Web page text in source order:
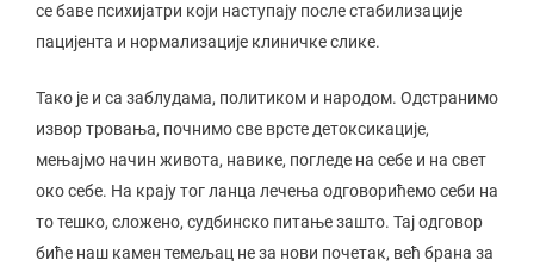
се баве психијатри који наступају после стабилизације
пацијента и нормализације клиничке слике.
Тако је и са заблудама, политиком и народом. Одстранимо
извор тровања, почнимо све врсте детоксикације,
мењајмо начин живота, навике, погледе на себе и на свет
око себе. На крају тог ланца лечења одговорићемо себи на
то тешко, сложено, судбинско питање зашто. Тај одговор
биће наш камен темељац не за нови почетак, већ брана за